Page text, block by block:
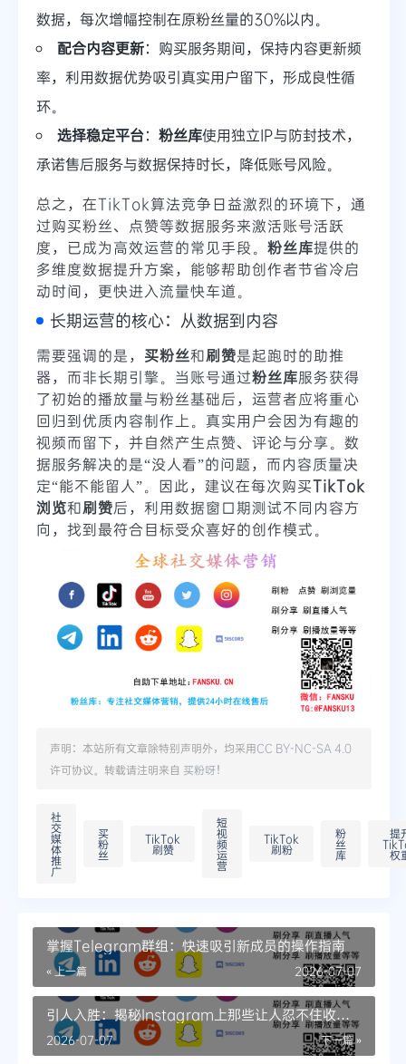
数据，每次增幅控制在原粉丝量的30%以内。
配合内容更新：购买服务期间，保持内容更新频
率，利用数据优势吸引真实用户留下，形成良性循
环。
选择稳定平台： 粉丝库使用独立IP与防封技术，
承诺售后服务与数据保持时长，降低账号风险。
总之，在TikTok算法竞争日益激烈的环境下，通
过购买粉丝、点赞等数据服务来激活账号活跃
度，已成为高效运营的常见手段。 粉丝库提供的
多维度数据提升方案，能够帮助创作者节省冷启
动时间，更快进入流量快车道。
长期运营的核心：从数据到内容
需要强调的是， 买粉丝和刷赞是起跑时的助推
器，而非长期引擎。当账号通过粉丝库服务获得
了初始的播放量与粉丝基础后，运营者应将重心
回归到优质内容制作上。真实用户会因为有趣的
视频而留下，并自然产生点赞、评论与分享。数
据服务解决的是“没人看”的问题，而内容质量决
定“能不能留人”。因此，建议在每次购买TikTok
浏览和刷赞后，利用数据窗口期测试不同内容方
向，找到最符合目标受众喜好的创作模式。
声明：本站所有文章除特别声明外，均采用CC BY-NC-SA 4.0
许可协议。转载请注明来自 买粉呀！
社
交
媒
体
推
广
买
粉
丝
TikTok
刷赞
短
视
频
运
营
TikTok
刷粉
粉
丝
库
提
权
掌握Telegram群组：快速吸引新成员的操作指南
« 上一篇 2026-07-07
引人入胜：揭秘Instagram上那些让人忍不住收藏
的帖子
下一篇 »
2026-07-07